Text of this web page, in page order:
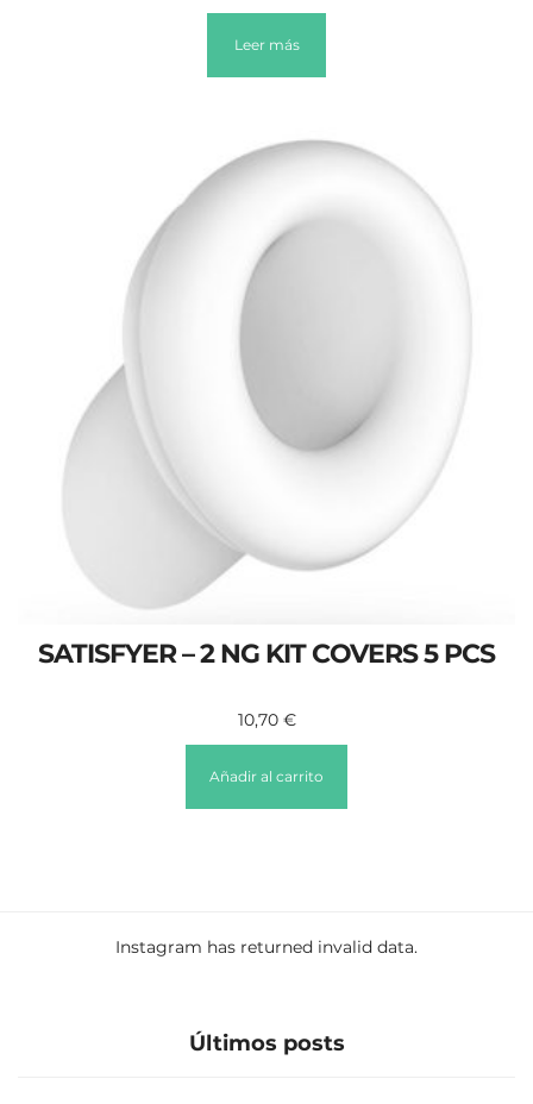
Leer más
SATISFYER – 2 NG KIT COVERS 5 PCS
10,70 €
Añadir al carrito
Instagram has returned invalid data.
Últimos posts